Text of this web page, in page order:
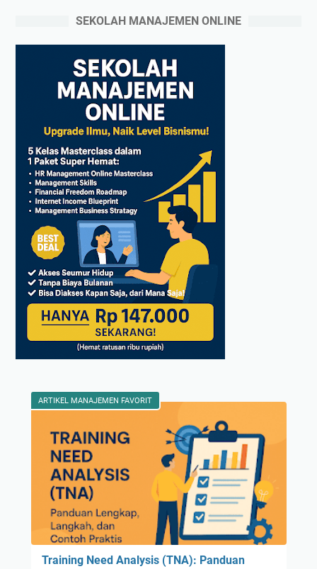
SEKOLAH MANAJEMEN ONLINE
ARTIKEL MANAJEMEN FAVORIT
Training Need Analysis (TNA): Panduan